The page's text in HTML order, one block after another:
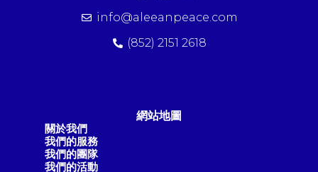
info@aleeanpeace.com
(852) 2151 2618
網站地圖
關於我們
我們的服務
我們的團隊
我們的活動